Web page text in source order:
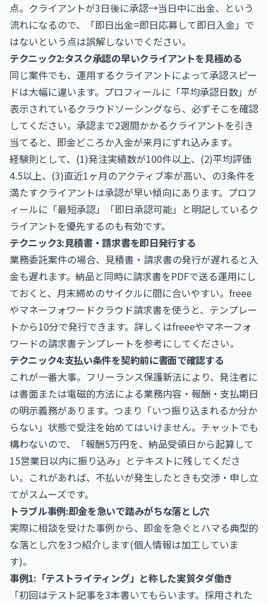
点。クライアントが3日後に承認→当日中に出金、という
流れになるので、「即日出金=即日応募して即日入金」で
はないという点は誤解しないでください。
テクニック2:タスク承認の早いクライアントを見極める
同じ案件でも、運用するクライアントによって承認スピー
ドは大幅に違います。プロフィールに「平均承認日数」が
表示されているクラウドソーシングなら、必ずそこを確認
してください。承認まで2週間かかるクライアントを引き
当てると、即金どころか入金が来月にずれ込みます。
経験則として、(1)発注実績数が100件以上、(2)平均評価
4.5以上、(3)直近1ヶ月のアクティブ率が高い、の3条件を
満たすクライアントは承認が早い傾向にあります。プロフ
ィールに「最短承認」「即日承認可能」と明記しているク
ライアントを優先するのも有効です。
テクニック3:見積書・請求書を即日発行する
業務委託案件の場合、見積書・請求書の発行が遅れると入
金も遅れます。納品と同時に請求書をPDFで送る運用にし
ておくと、月末締めのサイクルに間に合いやすい。freee
やマネーフォワードクラウド請求書を使うと、テンプレー
トから10分で発行できます。詳しくはfreeeやマネーフォ
ワードの請求書テンプレートを参考にしてください。
テクニック4:支払い条件を契約前に書面で確認する
これが一番大事。フリーランス保護新法により、発注者に
は書面または電磁的方法による業務内容・報酬・支払期日
の明示義務があります。つまり「いつ振り込まれるか分か
らない」状態で受注を始めてはいけません。チャットでも
構わないので、「報酬5万円を、納品受領日から起算して
15営業日以内に振り込み」とテキストに残してくださ
い。これがあれば、不払いが発生したときも交渉・申し立
てがスムーズです。
トラブル事例:即金を急いで踏みがちな落とし穴
実際に相談を受けた事例から、即金を急ぐとハマる典型的
な落とし穴を3つ紹介します(個人情報は加工していま
す)。
事例1:「テストライティング」と称した実質タダ働き
「初回はテスト記事を3本書いてもらいます。採用された